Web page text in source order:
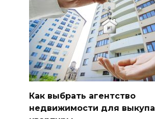
Как выбрать агентство
недвижимости для выкупа